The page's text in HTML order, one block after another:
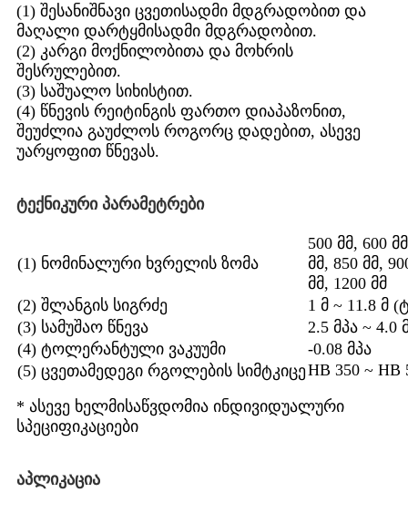
(1) შესანიშნავი ცვეთისადმი მდგრადობით და
მაღალი დარტყმისადმი მდგრადობით.
(2) კარგი მოქნილობითა და მოხრის
შესრულებით.
(3) საშუალო სიხისტით.
(4) წნევის რეიტინგის ფართო დიაპაზონით,
შეუძლია გაუძლოს როგორც დადებით, ასევე
უარყოფით წნევას.
ტექნიკური პარამეტრები
(1) ნომინალური ხვრელის ზომა
500 მმ, 600
მმ, 850 მმ,
მმ, 1200 მმ
(2) შლანგის სიგრძე
1 მ ~ 11.8 მ
(3) სამუშაო წნევა
2.5 მპა ~ 4.0
(4) ტოლერანტული ვაკუუმი
-0.08 მპა
(5) ცვეთამედეგი რგოლების სიმტკიცეHB 350 ~ HB
* ასევე ხელმისაწვდომია ინდივიდუალური
სპეციფიკაციები
აპლიკაცია